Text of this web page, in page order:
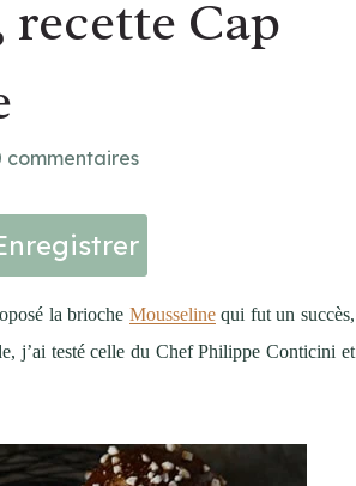
Cap
commentaires
la brioche Mousselinequi fut un succès,
j’ai testé celle du Chef Philippe Conticini et